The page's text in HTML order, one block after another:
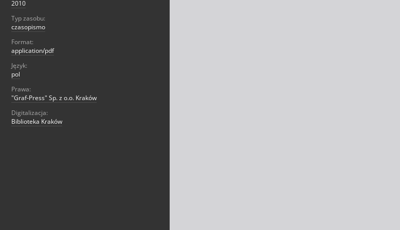
2010
Typ zasobu:
czasopismo
Format:
application/pdf
Język:
pol
Prawa:
"Graf-Press" Sp. z o.o. Kraków
Digitalizacja:
Biblioteka Kraków